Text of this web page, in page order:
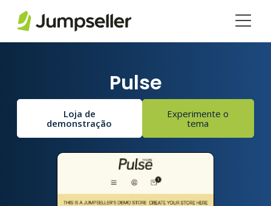
Pulse
Loja de
demonstração
Experimente o
tema